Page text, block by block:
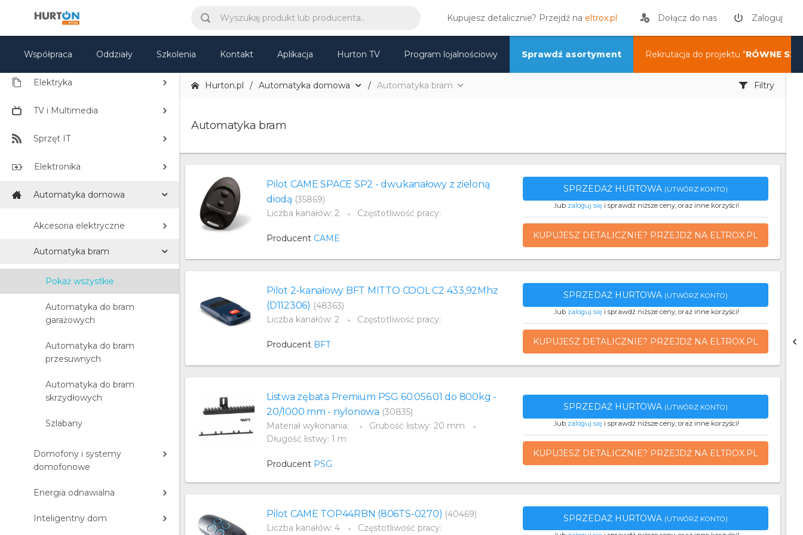
Kupujesz detalicznie? Przejdź na eltrox.pl Dołącz do nas Zaloguj
Współpraca Oddziały Szkolenia Kontakt Aplikacja Hurton TV Program lojalnościowy Sprawdź asortyment Rekrutacja do projektu "RÓWNE
KATEGORIE
CCTV
Elektryka
TV i Multimedia
Sprzęt IT
Elektronika
Automatyka domowa
Akcesoria elektryczne
Automatyka bram
Pokaż wszystkie
Automatyka do bram
garażowych
Automatyka do bram
przesuwnych
Automatyka do bram
skrzydłowych
Szlabany
Domofony i systemy
domofonowe
Energia odnawialna
Inteligentny dom
Hurton.pl Automatyka domowa Automatyka bram Filtry
Automatyka bram
Pilot CAME SPACE SP2 - dwukanałowy z zieloną
diodą (35869)
Liczba kanałów: 2
Częstotliwość pracy:
Producent CAME
SPRZEDAŻ HURTOWA (UTWÓRZ KONTO)
..lub zaloguj sięi sprawdź niższe ceny, oraz inne korzyści!
KUPUJESZ DETALICZNIE? PRZEJDŹ NA ELTROX.PL
Pilot 2-kanałowy BFT MITTO COOL C2 433,92Mhz
(D112306) (48363)
Liczba kanałów: 2
Częstotliwość pracy:
Producent BFT
SPRZEDAŻ HURTOWA (UTWÓRZ KONTO)
..lub zaloguj sięi sprawdź niższe ceny, oraz inne korzyści!
KUPUJESZ DETALICZNIE? PRZEJDŹ NA ELTROX.PL
Listwa zębata Premium PSG 60.056.01 do 800kg -
20/1000 mm - nylonowa (30835)
Materiał wykonania:
Grubość listwy: 20 mm
Długość listwy: 1 m
Producent PSG
SPRZEDAŻ HURTOWA (UTWÓRZ KONTO)
..lub zaloguj sięi sprawdź niższe ceny, oraz inne korzyści!
KUPUJESZ DETALICZNIE? PRZEJDŹ NA ELTROX.PL
Pilot CAME TOP44RBN (806TS-0270) (40469)
Liczba kanałów: 4
Częstotliwość pracy:
SPRZEDAŻ HURTOWA (UTWÓRZ KONTO)